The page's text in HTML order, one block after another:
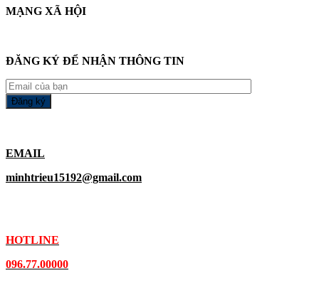
MẠNG XÃ HỘI
ĐĂNG KÝ ĐỂ NHẬN THÔNG TIN
EMAIL
minhtrieu15192@gmail.com
HOTLINE
096.77.00000